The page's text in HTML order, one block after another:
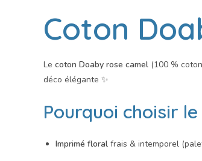
Coton
Le coton Doaby rose camel (100 %
déco élégante ✨
Pourquoi choisir le
Imprimé floral frais & intemporel